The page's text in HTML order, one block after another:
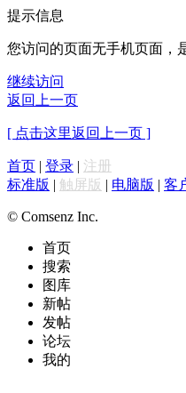
提示信息
您访问的页面无手机页面，
继续访问
返回上一页
[ 点击这里返回上一页 ]
首页 | 登录 | 注册
标准版 | 触屏版 | 电脑版 | 客
© Comsenz Inc.
首页
搜索
图库
新帖
发帖
论坛
我的